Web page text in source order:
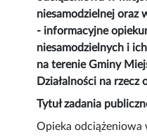
niesamodzielnej oraz
- informacyjne
niesamodzielnych i
na terenie Gminy
Działalności na rzecz
Tytuł zadania
Opieka odciążeniowa